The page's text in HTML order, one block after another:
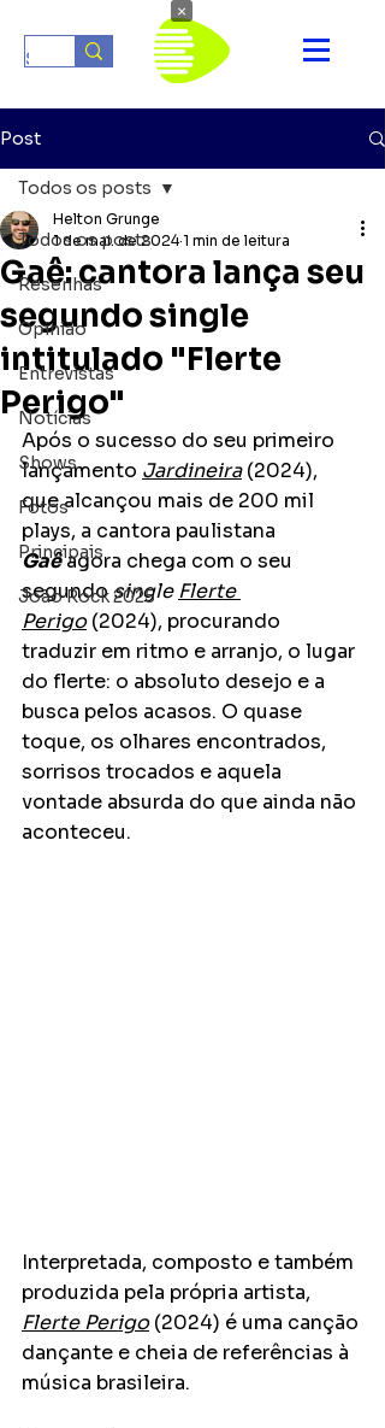
Post
Todos os posts
Resenhas
Opinião
Entrevistas
Notícias
Shows
Fotos
Principais
João Rock 2025
Todos os posts
Gaê: cantora lança seu
segundo single
intitulado "Flerte
Perigo"
Helton Grunge
1 de mai. de 2024 1 min de leitura
Após o sucesso do seu primeiro
lançamento Jardineira (2024),
que alcançou mais de 200 mil
plays, a cantora paulistana
Gaê agora chega com o seu
segundo single Flerte
Perigo (2024), procurando
traduzir em ritmo e arranjo, o lugar
do flerte: o absoluto desejo e a
busca pelos acasos. O quase
toque, os olhares encontrados,
sorrisos trocados e aquela
vontade absurda do que ainda não
aconteceu.
Interpretada, composto e também
produzida pela própria artista,
Flerte Perigo (2024) é uma canção
dançante e cheia de referências à
música brasileira.
×